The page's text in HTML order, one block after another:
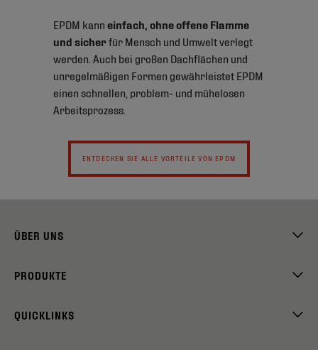
EPDM kann einfach, ohne offene Flamme
und sicherfür Mensch und Umwelt verlegt
werden. Auch bei großen Dachflächen und
unregelmäßigen Formen gewährleistet EPDM
einen schnellen, problem- und mühelosen
Arbeitsprozess.
ENTDECKEN SIE ALLE VORTEILE VON EPDM
ÜBER UNS
PRODUKTE
QUICKLINKS